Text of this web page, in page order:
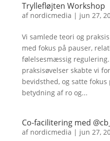
Tryllefløjten Workshop
af nordicmedia | jun 27,
Vi samlede teori og
med fokus på pauser,
følelsesmæssig
praksisøvelser skabte vi
bevidsthed, og satte
betydning af ro og...
Co-facilitering med
af nordicmedia | jun 27,